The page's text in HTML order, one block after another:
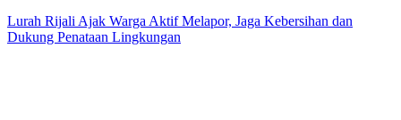
Lurah Rijali Ajak Warga Aktif Melapor, Jaga Kebersihan dan
Dukung Penataan Lingkungan